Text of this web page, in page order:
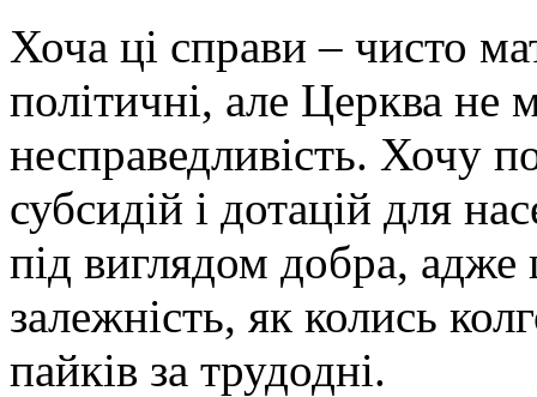
Хоча ці справи – чисто
політичні, але Церква не
несправедливість. Хочу
субсидій і дотацій для
під виглядом добра, адже
залежність, як колись
пайків за трудодні.